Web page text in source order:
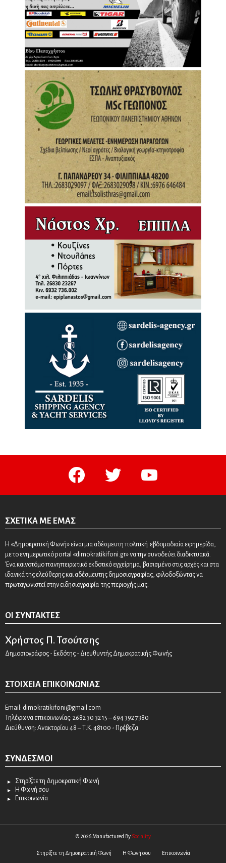
facebook twitter youtube
ΣΧΕΤΙΚΆ ΜΕ ΕΜΆΣ
Η «Δημοκρατική Φωνή» είναι μια αδέσμευτη πολιτική εβδομαδιαία εφημερίδα,
με το ενημερωτικό portal «dimokratikifoni.gr» να την συνοδεύει διαδικτυακά.
Ένα καινοτόμο πανηπειρωτικό εκδοτικό εγχείρημα, βασισμένο στις αρχές και στα
ιδανικά της ελεύθερης και αδέσμευτης δημοσιογραφίας, φιλοδοξώντας να
πρωταγωνιστεί στην ειδησιογραφία της περιοχής μας.
ΟΙ ΣΥΝΤΆΚΤΕΣ
Χρήστος Π. Τσούτσης
Δημοσιογράφος - Εκδότης - Διευθυντής Δημοκρατικής Φωνής
ΣΤΟΙΧΕΊΑ ΕΠΙΚΟΙΝΩΝΊΑΣ
Email: dimokratikifoni@gmail.com
Τηλέφωνα επικοινωνίας: 2682 30 32 15 – 694 392 7380
Διεύθυνση: Ανακτορίου 48 – Τ.Κ. 48100 - Πρέβεζα
ΣΎΝΔΕΣΜΟΙ
Στηρίξτε τη Δημοκρατική Φωνή
Η Φωνή σου
Επικοινωνία
© 2026 Manufactured By Sociality
Στηρίξτε τη Δημοκρατική Φωνή Η Φωνή σου Επικοινωνία